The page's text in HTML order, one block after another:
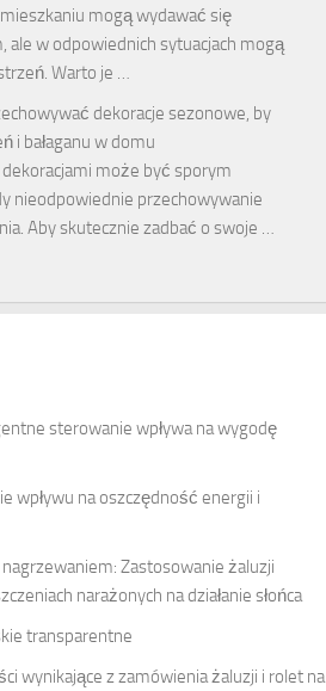
mogą wydawać się
ale w odpowiednich sytuacjach mogą
Warto je …
dekoracje sezonowe, by
i bałaganu w domu
może być sporym
nieodpowiednie przechowywanie
Aby skutecznie zadbać o swoje …
sterowanie wpływa na wygodę
wpływu na oszczędność energii i
Zastosowanie żaluzji
narażonych na działanie słońca
transparentne
wynikające z zamówienia żaluzji i rolet na